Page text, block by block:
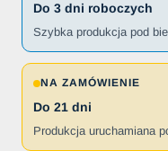
Do 3 dni roboczych
Szybka produkcja pod
NA ZAMÓWIENIE
Do 21 dni
Produkcja uruchamiana